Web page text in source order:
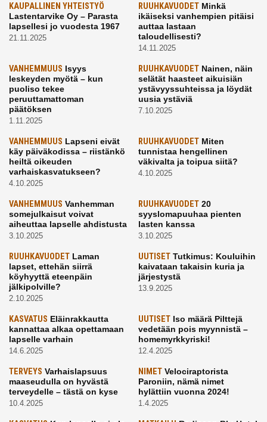
KAUPALLINEN YHTEISTYÖ
Lastentarvike Oy – Parasta
lapsellesi jo vuodesta 1967
21.11.2025
RUUHKAVUODETMinkä
ikäiseksi vanhempien pitäisi
auttaa lastaan
taloudellisesti?
14.11.2025
VANHEMMUUS Isyys
leskeyden myötä – kun
puoliso tekee
peruuttamattoman
päätöksen
1.11.2025
RUUHKAVUODETNainen, näin
selätät haasteet aikuisiän
ystävyyssuhteissa ja löydät
uusia ystäviä
7.10.2025
VANHEMMUUS Lapseni eivät
käy päiväkodissa – riistänkö
heiltä oikeuden
varhaiskasvatukseen?
4.10.2025
RUUHKAVUODETMiten
tunnistaa hengellinen
väkivalta ja toipua siitä?
4.10.2025
VANHEMMUUS Vanhemman
somejulkaisut voivat
aiheuttaa lapselle ahdistusta
3.10.2025
RUUHKAVUODET20
syyslomapuuhaa pienten
lasten kanssa
3.10.2025
RUUHKAVUODET Laman
lapset, ettehän siirrä
köyhyyttä eteenpäin
jälkipolville?
2.10.2025
UUTISETTutkimus: Kouluihin
kaivataan takaisin kuria ja
järjestystä
13.9.2025
KASVATUS Eläinrakkautta
kannattaa alkaa opettamaan
lapselle varhain
14.6.2025
UUTISETIso määrä Pilttejä
vedetään pois myynnistä –
homemyrkkyriski!
12.4.2025
TERVEYS Varhaislapsuus
maaseudulla on hyvästä
terveydelle – tästä on kyse
10.4.2025
NIMETVelociraptorista
Paroniin, nämä nimet
hylättiin vuonna 2024!
1.4.2025